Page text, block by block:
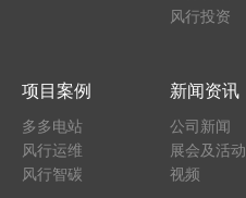
风行投资
项目案例
多多电站
风行运维
风行智碳
新闻资讯
公司新闻
展会及活动
视频